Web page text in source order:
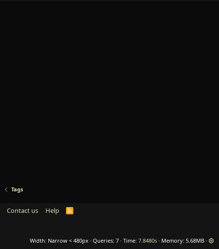
Tags
Contact us Help
R
Width Queries 7 Time 7.8480s Memory 5.68MB